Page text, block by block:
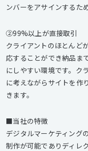
ンバーをアサインするた
②99%以上が直接取引
クライアントのほとんど
応することができ納品ま
にしやすい環境です。ク
に考えながらサイトを作
きます。
■当社の特徴
デジタルマーケティング
制作が可能でありディレ